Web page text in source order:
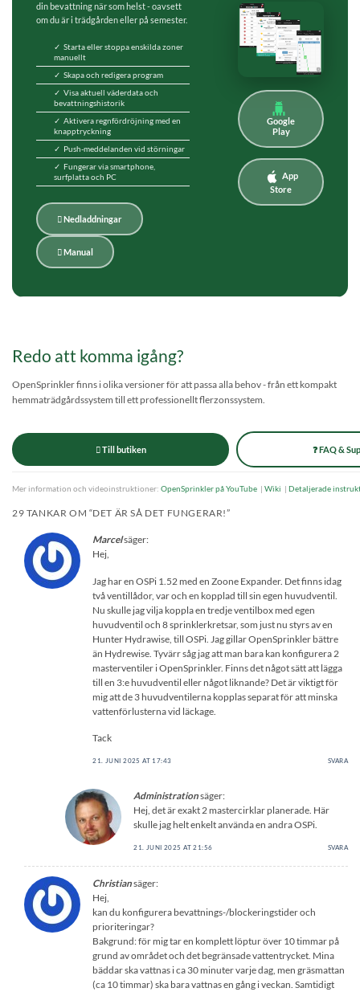
din bevattning när som helst - oavsett
om du är i trädgården eller på semester.
✓ Starta eller stoppa enskilda zoner
manuellt
✓ Skapa och redigera program
✓ Visa aktuell väderdata och
bevattningshistorik
✓ Aktivera regnfördröjning med en
knapptryckning
✓ Push-meddelanden vid störningar
✓ Fungerar via smartphone,
surfplatta och PC
 Nedladdningar
 Manual
Google
Play
App
Store
Redo att komma igång?
OpenSprinkler finns i olika versioner för att passa alla behov - från ett kompakt
hemmaträdgårdssystem till ett professionellt flerzonssystem.
 Till butiken ❓ FAQ &
Mer information och videoinstruktioner: OpenSprinkler på YouTube | Wiki | Detaljerade
29 TANKAR OM “DET ÄR SÅ DET FUNGERAR!”
Marcelsäger:
Hej,
Jag har en OSPi 1.52 med en Zoone Expander. Det finns idag
två ventillådor, var och en kopplad till sin egen huvudventil.
Nu skulle jag vilja koppla en tredje ventilbox med egen
huvudventil och 8 sprinklerkretsar, som just nu styrs av en
Hunter Hydrawise, till OSPi. Jag gillar OpenSprinkler bättre
än Hydrewise. Tyvärr såg jag att man bara kan konfigurera 2
masterventiler i OpenSprinkler. Finns det något sätt att lägga
till en 3:e huvudventil eller något liknande? Det är viktigt för
mig att de 3 huvudventilerna kopplas separat för att minska
vattenförlusterna vid läckage.
Tack
21. JUNI 2025 AT 17:43 SVARA
Administrationsäger:
Hej, det är exakt 2 mastercirklar planerade. Här
skulle jag helt enkelt använda en andra OSPi.
21. JUNI 2025 AT 21:56 SVARA
Christiansäger:
Hej,
kan du konfigurera bevattnings-/blockeringstider och
prioriteringar?
Bakgrund: för mig tar en komplett löptur över 10 timmar på
grund av området och det begränsade vattentrycket. Mina
bäddar ska vattnas i ca 30 minuter varje dag, men gräsmattan
(ca 10 timmar) ska bara vattnas en gång i veckan. Samtidigt